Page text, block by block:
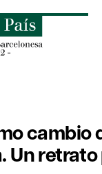
cambio
Un